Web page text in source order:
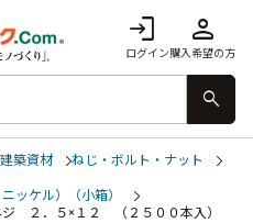
login
ログイン
person
購入希望の方
search
築資材
ねじ・ボルト・ナット
ッケル）（小箱）
ジ ２．５×１２ （２５００本入）